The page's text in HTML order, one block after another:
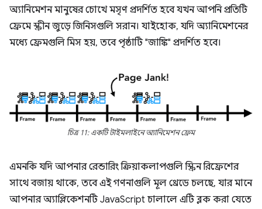
অ্যানিমেশন মানুষের চোখে মসৃণ প্রদর্শিত হবে যখন আপনি প্রতিটি
ফ্রেমে স্ক্রীন জুড়ে জিনিসগুলি সরান। যাইহোক, যদি অ্যানিমেশনের
মধ্যে ফ্রেমগুলি মিস হয়, তবে পৃষ্ঠাটি "জাঙ্কি" প্রদর্শিত হবে।
চিত্র 11: একটি টাইমলাইনে অ্যানিমেশন ফ্রেম
এমনকি যদি আপনার রেন্ডারিং ক্রিয়াকলাপগুলি স্ক্রিন রিফ্রেশের
সাথে বজায় থাকে, তবে এই গণনাগুলি মূল থ্রেডে চলছে, যার মানে
আপনার অ্যাপ্লিকেশনটি JavaScript চালালে এটি ব্লক করা যেতে